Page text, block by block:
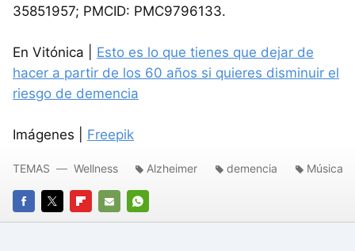
35851957; PMCID: PMC9796133.
En Vitónica | Esto es lo que tienes que dejar de
hacer a partir de los 60 años si quieres disminuir el
riesgo de demencia
Imágenes | Freepik
FACEBOOK
TWITTERFLIPBOARD
E-
WHATSAPP
TEMAS Wellness Alzheimer demencia Música